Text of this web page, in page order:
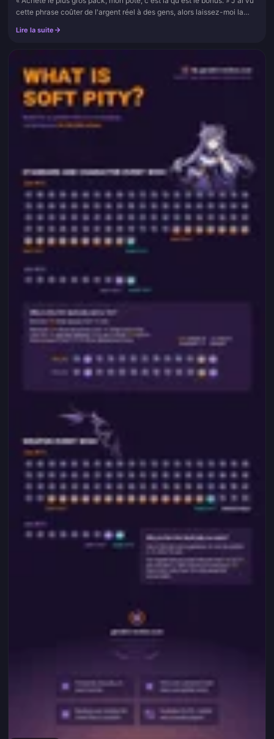
cette phrase coûter de l'argent réel à des gens, alors laissez-moi la
Lire la suite